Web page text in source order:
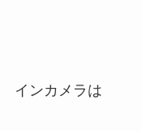
インカメラは